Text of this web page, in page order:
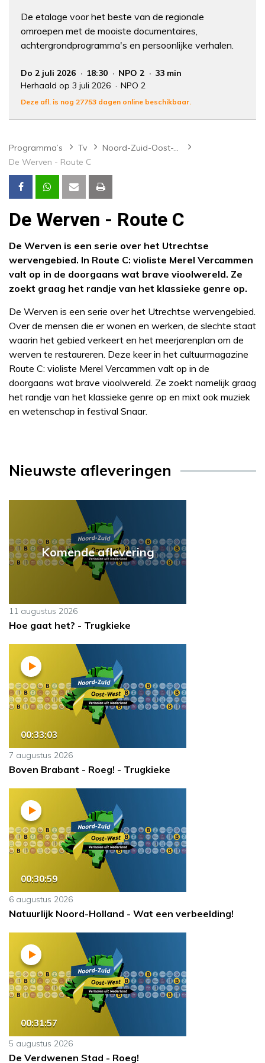
De etalage voor het beste van de regionale
omroepen met de mooiste documentaires,
achtergrondprogramma's en persoonlijke verhalen.
Do 2 juli 2026 18:30 NPO 2
33 min
Herhaald op 3 juli 2026
NPO 2
Deze afl. is nog 27753 dagen online beschikbaar.
Programma’s Tv
Noord-Zuid-Oost-West
De Werven - Route C
De Werven - Route C
De Werven is een serie over het Utrechtse
wervengebied. In Route C: violiste Merel Vercammen
valt op in de doorgaans wat brave vioolwereld. Ze
zoekt graag het randje van het klassieke genre op.
De Werven is een serie over het Utrechtse wervengebied.
Over de mensen die er wonen en werken, de slechte staat
waarin het gebied verkeert en het meerjarenplan om de
werven te restaureren. Deze keer in het cultuurmagazine
Route C: violiste Merel Vercammen valt op in de
doorgaans wat brave vioolwereld. Ze zoekt namelijk graag
het randje van het klassieke genre op en mixt ook muziek
en wetenschap in festival Snaar.
Nieuwste afleveringen
Komende aflevering
11 augustus 2026
Hoe gaat het? - Trugkieke
00:33:03
7 augustus 2026
Boven Brabant - Roeg! - Trugkieke
00:30:59
6 augustus 2026
Natuurlijk Noord-Holland - Wat een verbeelding!
00:31:57
5 augustus 2026
De Verdwenen Stad - Roeg!